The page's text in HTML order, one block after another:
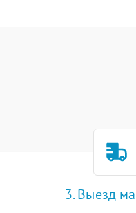
3. Выезд